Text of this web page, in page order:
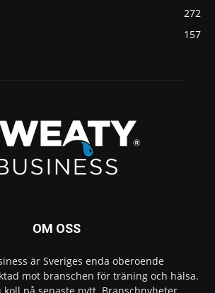
272
157
OM OSS
är Sveriges enda oberoende
mot branschen för träning och hälsa.